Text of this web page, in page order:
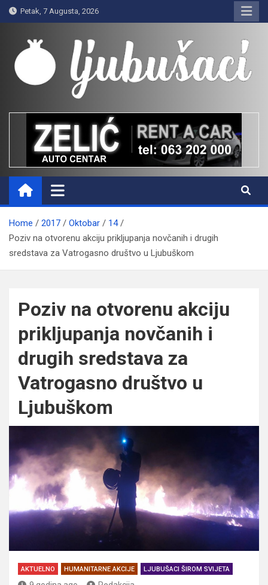
Skip
to
content
Petak, 7 Augusta, 2026
Ljubušaci
Svom voljenom gradu
Home 2017 Oktobar
14
Poziv na otvorenu akciju prikljupanja novčanih i drugih
sredstava za Vatrogasno društvo u Ljubuškom
Poziv na otvorenu akciju
prikljupanja novčanih i
drugih sredstava za
Vatrogasno društvo u
Ljubuškom
AKTUELNO HUMANITARNE AKCIJE LJUBUŠACI ŠIROM SVIJETA